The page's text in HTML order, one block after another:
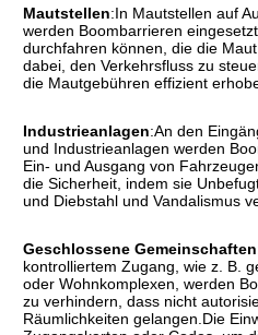
Mautstellen:In Mautstellen auf
werden Boombarrieren
durchfahren können, die die
dabei, den Verkehrsfluss zu
die Mautgebühren effizient
Industrieanlagen:An den
und Industrieanlagen werden
Ein- und Ausgang von
die Sicherheit, indem sie
und Diebstahl und Vandalismus
Geschlossene Gemeinschaften
kontrolliertem Zugang, wie z. B.
oder Wohnkomplexen, werden
zu verhindern, dass nicht
Räumlichkeiten gelangen.Die